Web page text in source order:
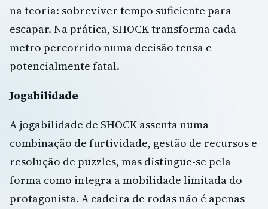
na teoria: sobreviver tempo suficiente para
escapar. Na prática, SHOCK transforma cada
metro percorrido numa decisão tensa e
potencialmente fatal.
Jogabilidade
A jogabilidade de SHOCK assenta numa
combinação de furtividade, gestão de recursos e
resolução de puzzles, mas distingue-se pela
forma como integra a mobilidade limitada do
protagonista. A cadeira de rodas não é apenas